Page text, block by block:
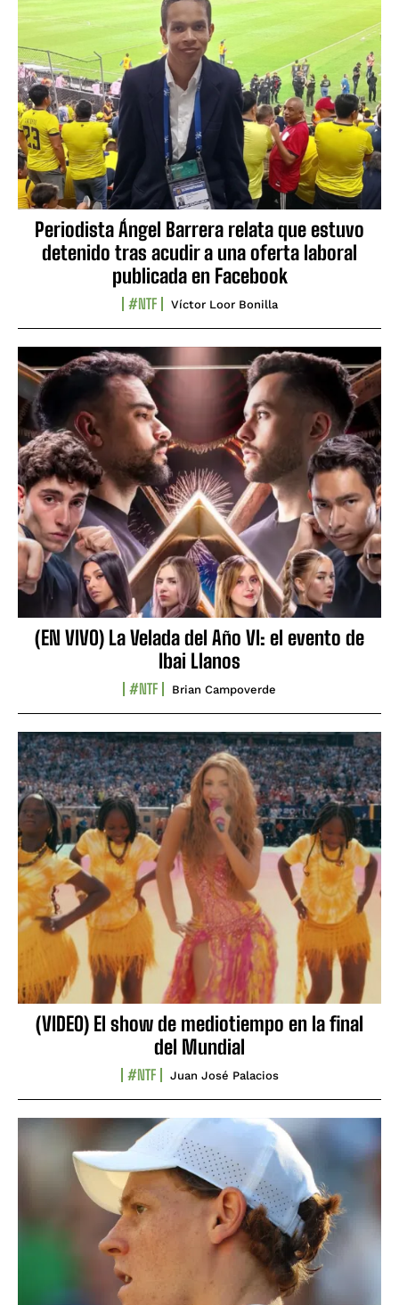
Periodista Ángel Barrera relata que estuvo
detenido tras acudir a una oferta laboral
publicada en Facebook
#NTF Víctor Loor Bonilla
(EN VIVO) La Velada del Año VI: el evento de
Ibai Llanos
#NTF Brian Campoverde
(VIDEO) El show de mediotiempo en la final
del Mundial
#NTF Juan José Palacios